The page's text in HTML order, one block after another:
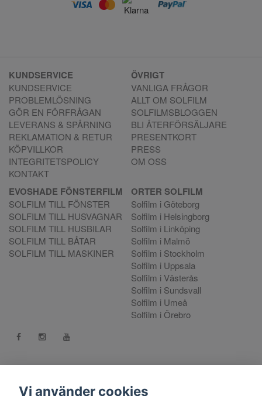
KUNDSERVICE
KUNDSERVICE
PROBLEMLÖSNING
GÖR EN FÖRFRÅGAN
LEVERANS & SPÅRNING
REKLAMATION & RETUR
KÖPVILLKOR
INTEGRITETSPOLICY
KONTAKT
ÖVRIGT
VANLIGA FRÅGOR
ALLT OM SOLFILM
SOLFILMSBLOGGEN
BLI ÅTERFÖRSÄLJARE
PRESENTKORT
PRESS
OM OSS
EVOSHADE FÖNSTERFILM
SOLFILM TILL FÖNSTER
SOLFILM TILL HUSVAGNAR
SOLFILM TILL HUSBILAR
SOLFILM TILL BÅTAR
SOLFILM TILL MASKINER
ORTER SOLFILM
Solfilm i Göteborg
Solfilm i Helsingborg
Solfilm i Linköping
Solfilm i Malmö
Solfilm i Stockholm
Solfilm i Uppsala
Solfilm i Västerås
Solfilm i Sundsvall
Solfilm i Umeå
Solfilm i Örebro
Kontakt:mejla oss. Vill du göra en reklamation använd vår
Vi använder cookies